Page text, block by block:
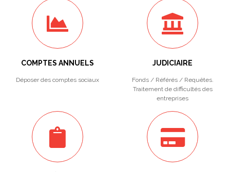
COMPTES ANNUELS
Déposer des comptes sociaux
JUDICIAIRE
Fonds / Référés / Requêtes.
Traitement de difficultés des
entreprises